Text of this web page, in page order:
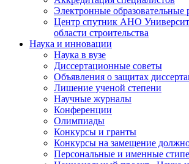
Электронные образовательные
Центр спутник АНО
области строительства
Наука и инновации
Наука в вузе
Диссертационные советы
Объявления о защитах
Лишение ученой степени
Научные журналы
Конференции
Олимпиады
Конкурсы и гранты
Конкурсы на замещение
Персональные и именные